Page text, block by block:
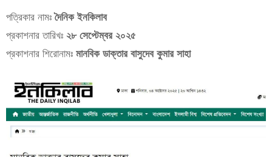
পত্রিকার নামঃদৈনিক ইনকিলাব
প্রকাশনার তারিখঃ ২৮ সেপ্টেম্বর ২০২৫
প্রকাশনার শিরোনামঃ মানবিক ডাক্তার বাসুদেব কুমার সাহা